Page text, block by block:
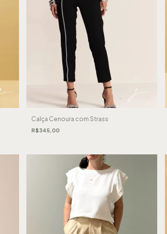
Calça Cenoura com Strass
R$345,00